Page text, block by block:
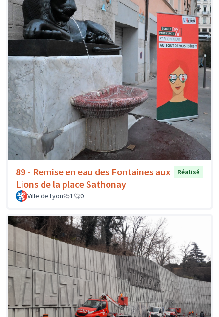
89 - Remise en eau des Fontaines aux
Lions de la place Sathonay
Réalisé
Ville de Lyon 1 0